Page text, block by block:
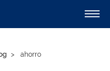
ahorro